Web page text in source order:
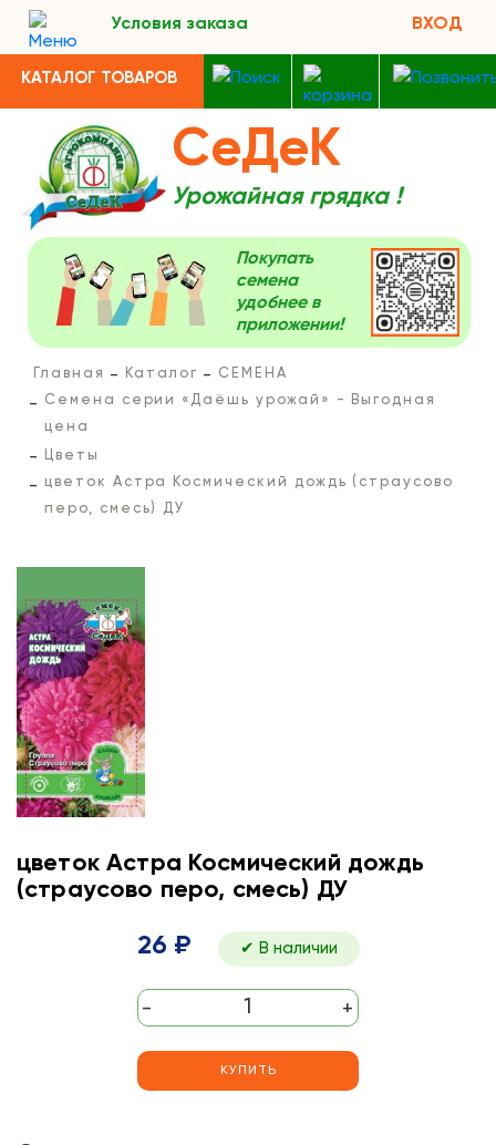
Условия заказа ВХОД
КАТАЛОГ ТОВАРОВ
СеДеК
Урожайная грядка !
Покупать
семена
удобнее в
приложении!
Главная Каталог
СЕМЕНА
Семена серии «Даёшь урожай» - Выгодная
цена
Цветы
цветок Астра Космический дождь (страусово
перо, смесь) ДУ
цветок Астра Космический дождь
(страусово перо, смесь) ДУ
26 ₽ ✔ В наличии
- +
КУПИТЬ